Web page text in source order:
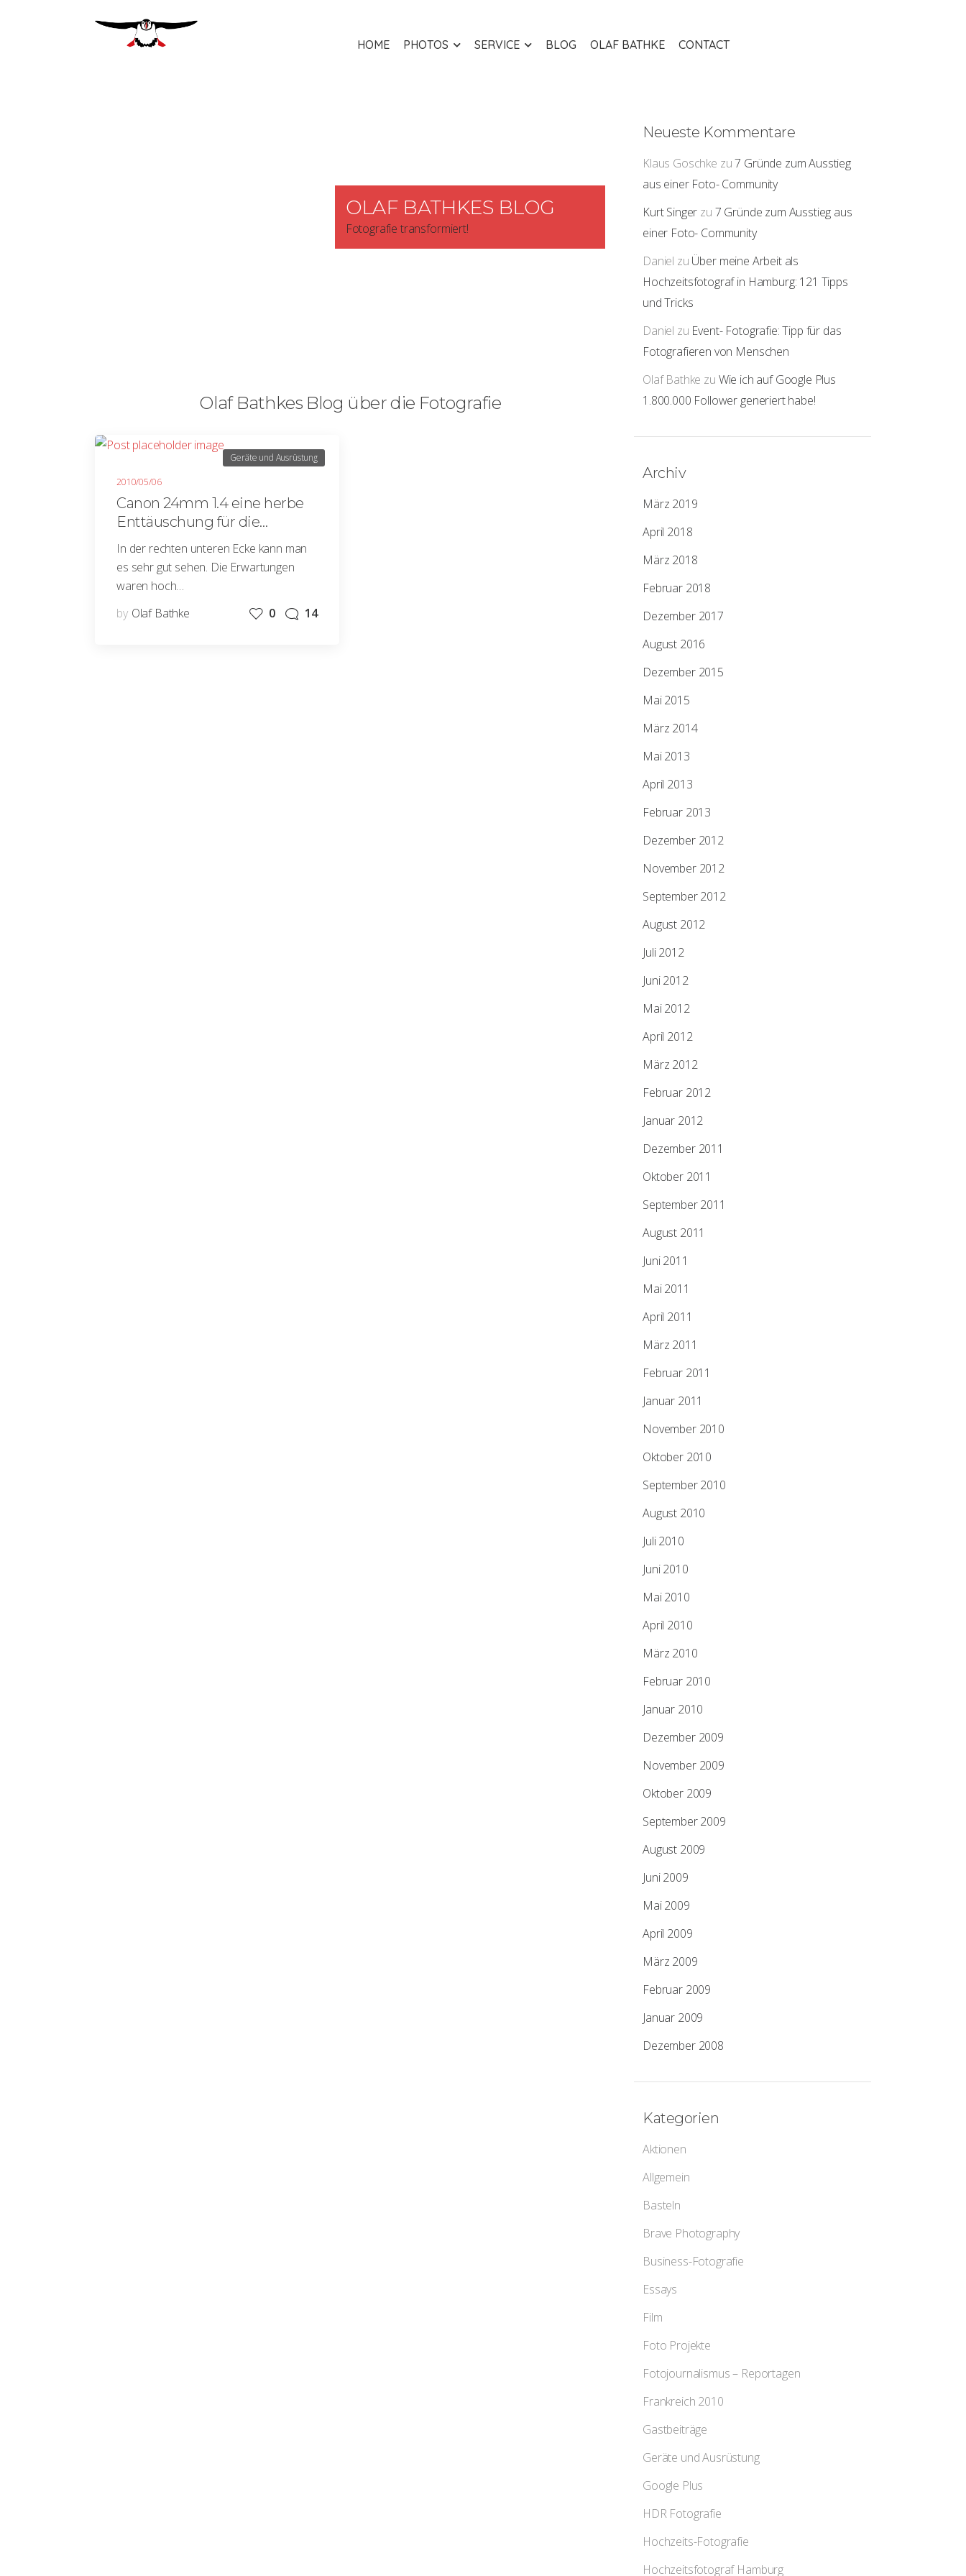
HOME PHOTOS SERVICE BLOG OLAF BATHKE CONTACT
Neueste Kommentare
Klaus Goschke zu7 Gründe zum Ausstieg
aus einer Foto- Community
Kurt Singer zu 7 Gründe zum Ausstieg aus
einer Foto- Community
Daniel zu Über meine Arbeit als
Hochzeitsfotograf in Hamburg: 121 Tipps
und Tricks
Daniel zu Event- Fotografie: Tipp für das
Fotografieren von Menschen
Olaf Bathke zu Wie ich auf Google Plus
1.800.000 Follower generiert habe!
Archiv
März 2019
April 2018
März 2018
Februar 2018
Dezember 2017
August 2016
Dezember 2015
Mai 2015
März 2014
Mai 2013
April 2013
Februar 2013
Dezember 2012
November 2012
September 2012
August 2012
Juli 2012
Juni 2012
Mai 2012
April 2012
März 2012
Februar 2012
Januar 2012
Dezember 2011
Oktober 2011
September 2011
August 2011
Juni 2011
Mai 2011
April 2011
März 2011
Februar 2011
Januar 2011
November 2010
Oktober 2010
September 2010
August 2010
Juli 2010
Juni 2010
Mai 2010
April 2010
März 2010
Februar 2010
Januar 2010
Dezember 2009
November 2009
Oktober 2009
September 2009
August 2009
Juni 2009
Mai 2009
April 2009
März 2009
Februar 2009
Januar 2009
Dezember 2008
Kategorien
Aktionen
Allgemein
Basteln
Brave Photography
Business-Fotografie
Essays
Film
Foto Projekte
Fotojournalismus – Reportagen
Frankreich 2010
Gastbeiträge
Geräte und Ausrüstung
Google Plus
HDR Fotografie
Hochzeits-Fotografie
Hochzeitsfotograf Hamburg
OLAF BATHKES BLOG
Fotografie transformiert!
Olaf Bathkes Blog über die Fotografie
2010/05/06
Geräte und Ausrüstung
Canon 24mm 1.4 eine herbe
Enttäuschung für die
Landschaftsfotografie
In der rechten unteren Ecke kann man
es sehr gut sehen. Die Erwartungen
waren hoch…
by Olaf Bathke 0 14